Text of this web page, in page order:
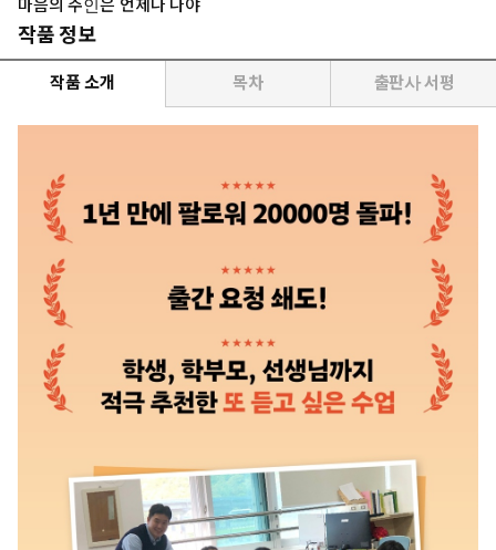
마음의 주인은 언제나 나야
작품 정보
작품 소개 목차 출판사 서평